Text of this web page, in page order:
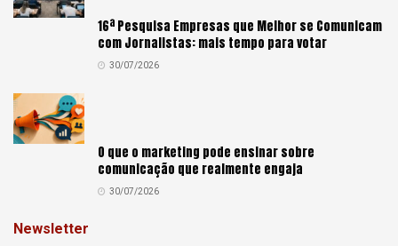
16ª Pesquisa Empresas que Melhor se Comunicam
com Jornalistas: mais tempo para votar
30/07/2026
O que o marketing pode ensinar sobre
comunicação que realmente engaja
30/07/2026
Newsletter